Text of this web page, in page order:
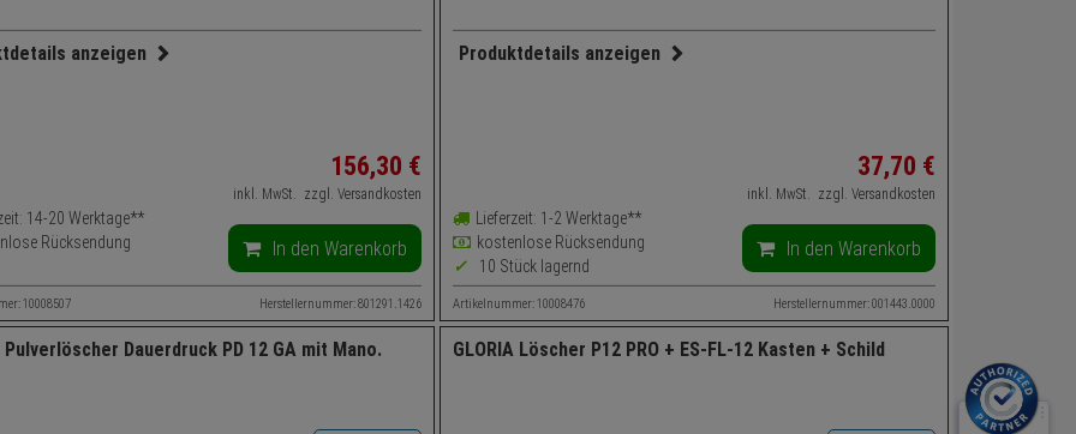
anzeigen
ABC
Außenbereich, Werkstätten, Gewerbeobjekte,
18,6 kg
Brandschutz, Brandbekämpfung
Rot
156,30 €
inkl. MwSt. zzgl. Versandkosten
14-20 Werktage**
Rücksendung
In den Warenkorb
10008507 Herstellernummer: 801291.1426
Produktdetails anzeigen
Löschmittel: Pulver
Brandklasse: ABC
Einsatzbereich: Auto, Gewerbeobjekte, Haus, Wohnung,
Freizeitfahrzeuge, LKW
Gewicht: 1,6 kg
Anwendung: Brandschutz, Brandbekämpfung
37,70 €
inkl. MwSt. zzgl. Versandkosten
Lieferzeit: 1-2 Werktage**
kostenlose Rücksendung
10 Stück lagernd
In den Warenkorb
Artikelnummer: 10008476 Herstellernummer: 001443.0000
Pulverlöscher Dauerdruck PD 12 GA mit Mano. GLORIA Löscher P12 PRO + ES-FL-12 Kasten + Schild